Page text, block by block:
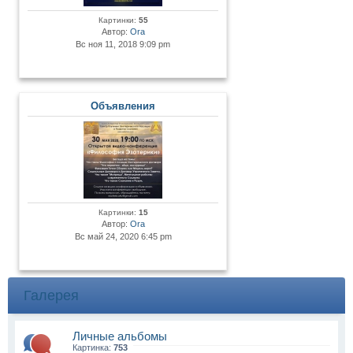
Картинки: 55
Автор: Ora
Вс ноя 11, 2018 9:09 pm
Объявления
Картинки: 15
Автор: Ora
Вс май 24, 2020 6:45 pm
Галерея
Личные альбомы
Картинка: 753